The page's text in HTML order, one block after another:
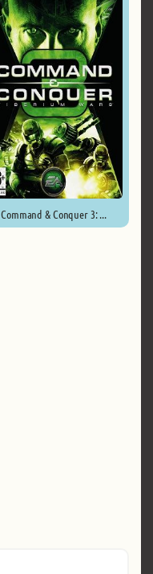
Command & Conquer 3: ...